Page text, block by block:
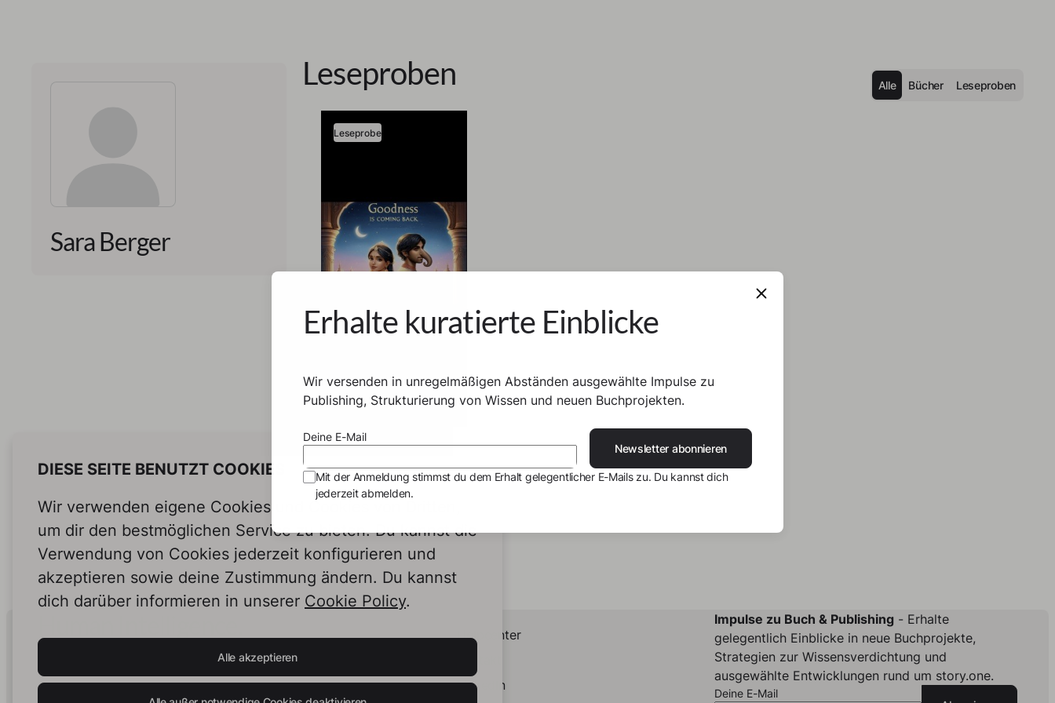
Sara Berger
Alle Bücher Leseproben
Leseproben
Leseprobe
Sara Berger
zurück
DIESE SEITE BENUTZT COOKIES
Wir verwenden eigene Cookies und Cookies von Dritten,
um dir den bestmöglichen Service zu bieten. Du kannst die
Verwendung von Cookies jederzeit konfigurieren und
akzeptieren sowie deine Zustimmung ändern. Du kannst
dich darüber informieren in unserer Cookie Policy.
Alle akzeptieren
Impulse zu Buch & Publishing- Erhalte
gelegentlich Einblicke in neue Buchprojekte,
Strategien zur Wissensverdichtung und
ausgewählte Entwicklungen rund um story.one.
Deine E-Mail
Helpcenter
LinkedIn
Erhalte kuratierte Einblicke
Wir versenden in unregelmäßigen Abständen ausgewählte Impulse zu
Publishing, Strukturierung von Wissen und neuen Buchprojekten.
Deine E-Mail
Newsletter abonnieren
Mit der Anmeldung stimmst du dem Erhalt gelegentlicher E-Mails zu. Du kannst dich
jederzeit abmelden.